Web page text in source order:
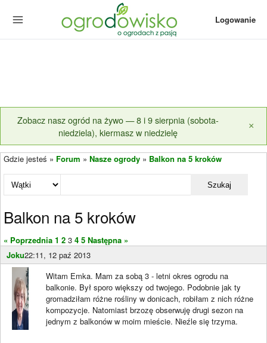
Logowanie
Zobacz nasz ogród na żywo — 8 i 9 sierpnia (sobota-
niedziela), kiermasz w niedzielę
×
Gdzie jesteś » Forum » Nasze ogrody » Balkon na 5 kroków
Szukaj
Balkon na 5 kroków
« Poprzednia 1 2 3 4 5 Następna »
Joku22:11, 12 paź 2013
Witam Emka. Mam za sobą 3 - letni okres ogrodu na
balkonie. Był sporo większy od twojego. Podobnie jak ty
gromadziłam różne rośliny w donicach, robiłam z nich różne
kompozycje. Natomiast brzozę obserwuję drugi sezon na
jednym z balkonów w moim mieście. Nieźle się trzyma.